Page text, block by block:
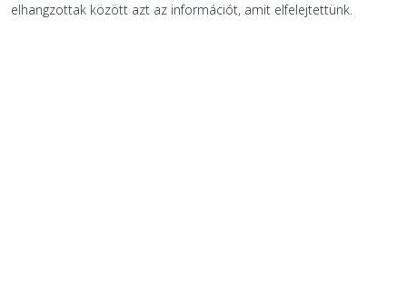
elhangzottak között azt az információt, amit elfelejtettünk.